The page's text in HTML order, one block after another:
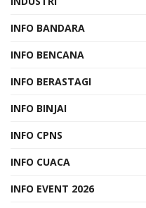
INFO BANDARA
INFO BENCANA
INFO BERASTAGI
INFO BINJAI
INFO CPNS
INFO CUACA
INFO EVENT 2026